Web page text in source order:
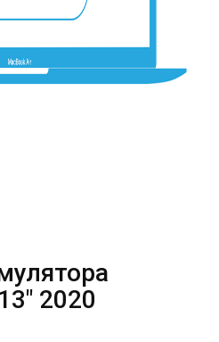
г. Киев, ул. Казимира Малевича, 87
2020